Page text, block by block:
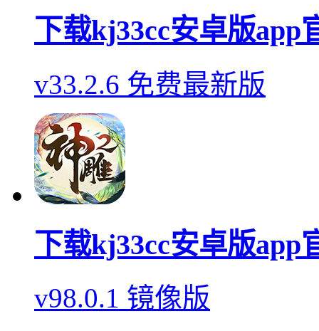
下载kj33cc安卓版app
v33.2.6 免费最新版
下载kj33cc安卓版app
v98.0.1 镜像版